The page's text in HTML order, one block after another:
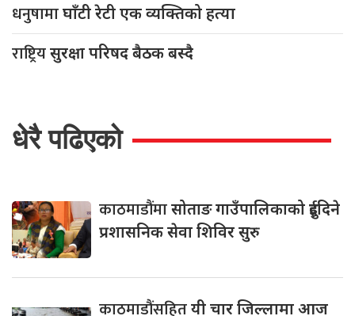
धनुषामाघाँटी रेटी एक व्यक्तिको हत्या
राष्ट्रियसुरक्षा परिषद बैठक बस्दै
धेरै पढिएको
काठमाडौंमासोताङ गाउँपालिकाको दुईदिने
प्रशासनिक सेवा शिविर सुरु
काठमाडौंसहितयी चार जिल्लामा आज